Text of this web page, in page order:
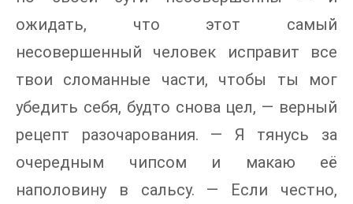
ожидать, что этот самый
несовершенный человек исправит все
твои сломанные части, чтобы ты мог
убедить себя, будто снова цел, — верный
рецепт разочарования. — Я тянусь за
очередным чипсом и макаю её
наполовину в сальсу. — Если честно,